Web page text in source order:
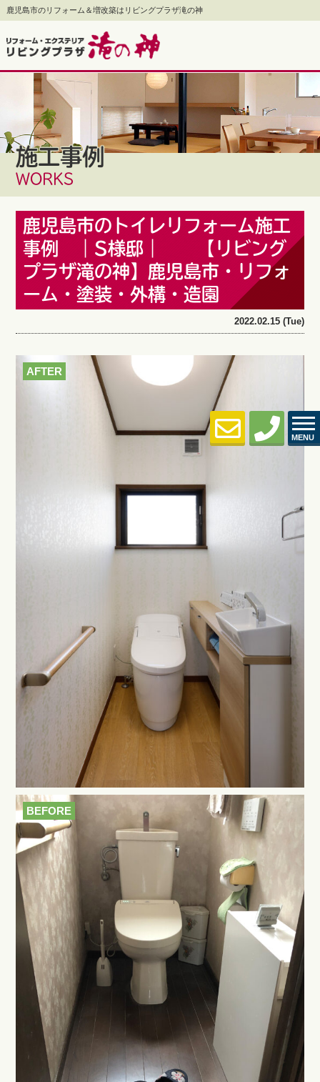
鹿児島市のリフォーム＆増改築はリビングプラザ滝の神
MENU
施工事例
WORKS
鹿児島市のトイレリフォーム施工
事例 ｜S様邸｜ 【リビング
プラザ滝の神】鹿児島市・リフォ
ーム・塗装・外構・造園
2022.02.15 (Tue)
AFTER
BEFORE